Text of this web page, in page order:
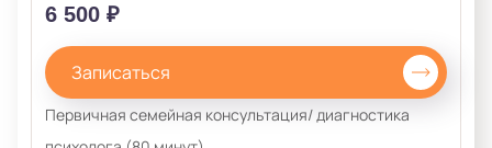
6 500 ₽
Записаться
Первичная семейная консультация/ диагностика